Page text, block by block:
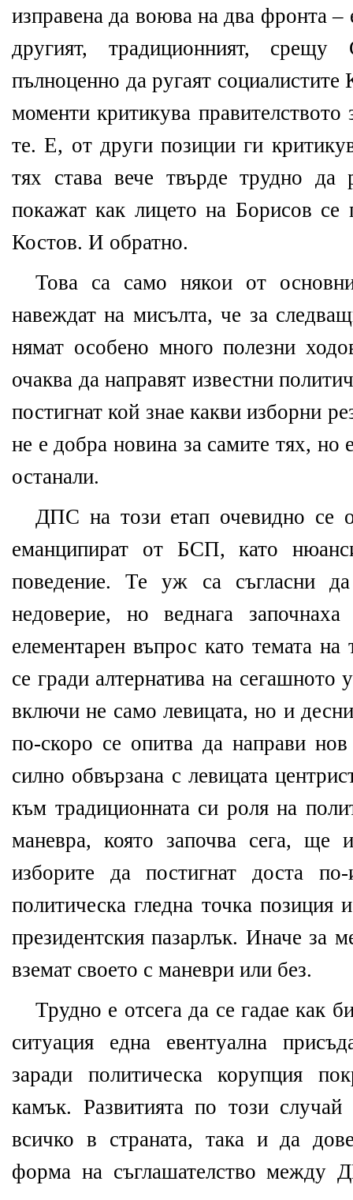
изправена да воюва на два фронта
другият, традиционният,
пълноценно да ругаят
моменти критикува
те. Е, от други позиции ги
тях става вече твърде трудно да
покажат как лицето на Борисов се
Костов. И обратно.
Това са само някои от
навеждат на мисълта, че за
нямат особено много полезни
очаква да направят известни
постигнат кой знае какви изборни
не е добра новина за самите тях, но
останали.
ДПС на този етап очевидно се
еманципират от БСП, като
поведение. Те уж са съгласни
недоверие, но веднага
елементарен въпрос като темата на
се гради алтернатива на сегашното
включи не само левицата, но и
по-скоро се опитва да направи
силно обвързана с левицата
към традиционната си роля на
маневра, която започва сега, ще
изборите да постигнат доста по-
политическа гледна точка позиция
президентския пазарлък. Иначе за
вземат своето с маневри или без.
Трудно е отсега да се гадае как
ситуация една евентуална
заради политическа корупция
камък. Развитията по този
всичко в страната, така и да
форма на съглашателство